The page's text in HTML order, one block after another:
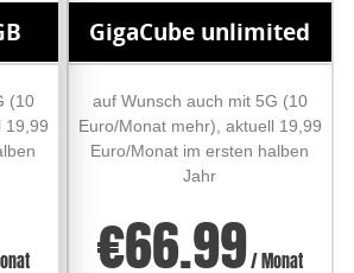
(10
19,99
GigaCube unlimited
auf Wunsch auch mit 5G (10
Euro/Monat mehr), aktuell 19,99
Euro/Monat im ersten halben
Jahr
€66.99/ Monat